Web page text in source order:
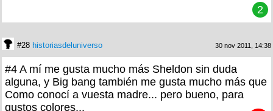
2
#28 historiasdeluniverso 30 nov 2011, 14:38
#4 A mí me gusta mucho más Sheldon sin duda
alguna, y Big bang también me gusta mucho más que
Como conocí a vuesta madre... pero bueno, para
gustos colores...